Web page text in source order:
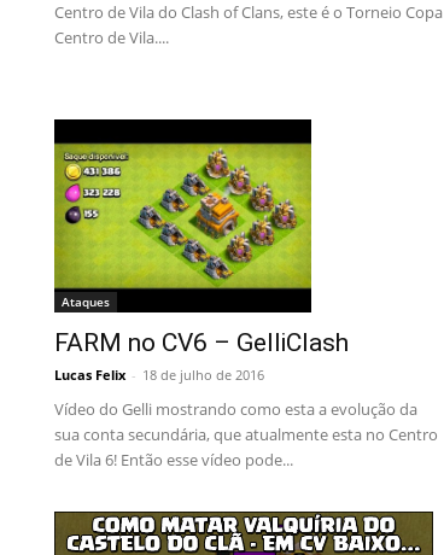
Centro de Vila do Clash of Clans, este é o Torneio Copa
Centro de Vila....
Ataques
FARM no CV6 – GelliClash
Lucas Felix - 18 de julho de 2016
Vídeo do Gelli mostrando como esta a evolução da
sua conta secundária, que atualmente esta no Centro
de Vila 6! Então esse vídeo pode...